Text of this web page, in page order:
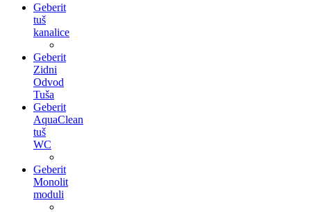
Geberit
tuš
kanalice
Geberit
Zidni
Odvod
Tuša
Geberit
AquaClean
tuš
WC
Geberit
Monolit
moduli